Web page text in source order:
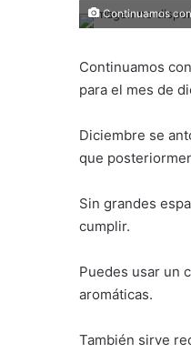
Continuamos
Continuamos
para el mes de
Diciembre se
que
Sin grandes
cumplir.
Puedes usar un
aromáticas.
También sirve